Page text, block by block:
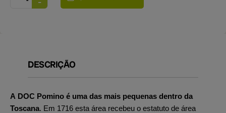
DESCRIÇÃO
A DOC Pomino é uma das mais pequenas dentro da
Toscana. Em 1716 esta área recebeu o estatuto de área